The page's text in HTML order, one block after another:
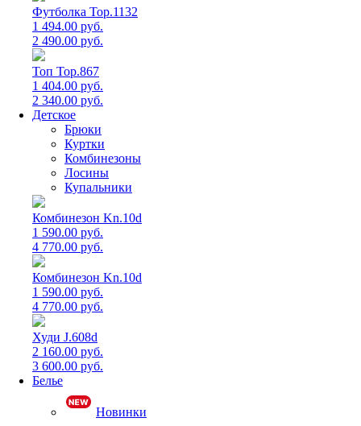
Футболка Top.1132
1 494.00 руб.
2 490.00 руб.
Топ Top.867
1 404.00 руб.
2 340.00 руб.
Детское
Брюки
Куртки
Комбинезоны
Лосины
Купальники
Комбинезон Kn.10d
1 590.00 руб.
4 770.00 руб.
Комбинезон Kn.10d
1 590.00 руб.
4 770.00 руб.
Худи J.608d
2 160.00 руб.
3 600.00 руб.
Белье
Новинки